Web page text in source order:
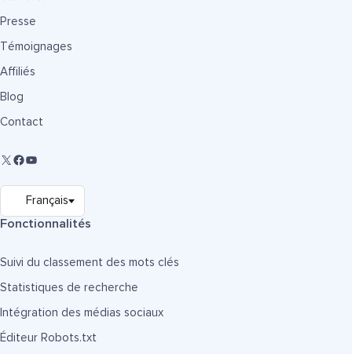
Presse
Témoignages
Affiliés
Blog
Contact
Fonctionnalités
Suivi du classement des mots clés
Statistiques de recherche
Intégration des médias sociaux
Éditeur Robots.txt